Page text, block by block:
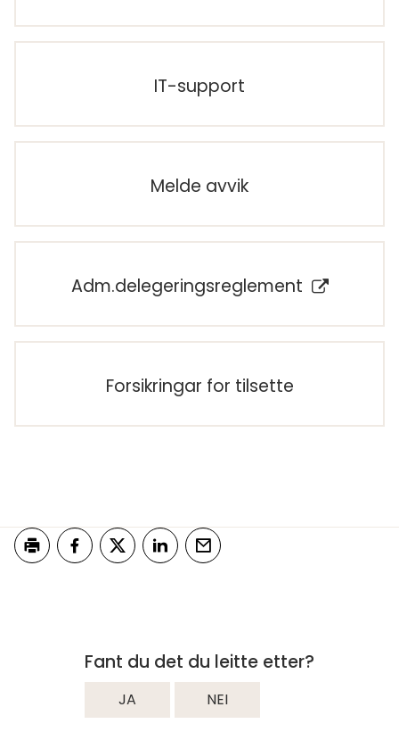
IT-support
Melde avvik
Adm.delegeringsreglement
Forsikringar for tilsette
Fant du det du leitte etter?
JA NEI